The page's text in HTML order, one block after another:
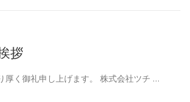
拶
厚く御礼申し上げます。 株式会社ツチ …